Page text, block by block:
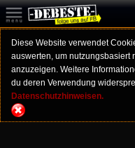
Diese Website verwendet
auswerten, um nutzungsbasiert
anzuzeigen. Weitere
du deren Verwendung
Datenschutzhinweisen.